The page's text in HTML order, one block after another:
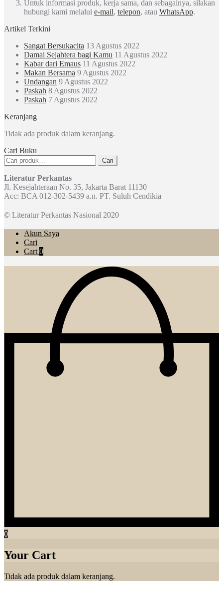
Untuk informasi produk, kerja sama, dan sebagainya, silakan
hubungi kami melalui e-mail, telepon, atau WhatsApp.
Artikel Terkini
Sangat Bersukacita 13 Agustus 2022
Damai Sejahtera bagi Kamu 11 Agustus 2022
Kabar dari Emaus 11 Agustus 2022
Makan Bersama 9 Agustus 2022
Undangan 9 Agustus 2022
Paskah 8 Agustus 2022
Paskah 7 Agustus 2022
Keranjang
Tidak ada produk dalam keranjang.
Cari Buku
Pencarian
untuk:
Cari
Literatur Perkantas
Jl. Kesejahteraan No. 35, Jakarta Barat 11130
Acc: BCA 012-302-5439 a.n. PT. Suluh Cendikia
© Literatur Perkantas Nasional 2020
Akun Saya
Cari
Cart 0
0
Your Cart
Tidak ada produk dalam keranjang.